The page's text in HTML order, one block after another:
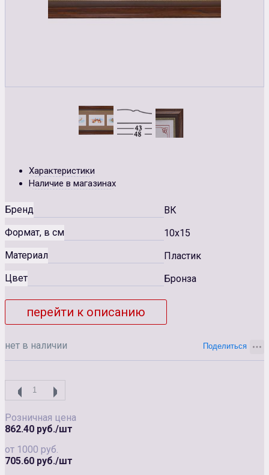
Характеристики
Наличие в магазинах
Бренд
ВК
Формат, в см
10x15
Материал
Пластик
Цвет
Бронза
перейти к описанию
нет в наличии
Розничная цена
862.40 руб./шт
от 1000 руб.
705.60 руб./шт